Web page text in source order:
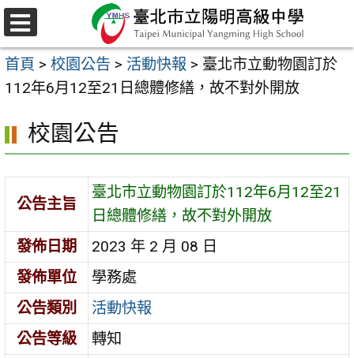
跳
至
主
要
容
區
選
單
首頁 > 校園公告 > 活動快報 > 臺北市立動物園訂於
112年6月12至21日總體修繕，故不對外開放
校園公告
公告主旨
臺北市立動物園訂於112年6月12至21
日總體修繕，故不對外開放
發佈日期
2023 年 2 月 08 日
發佈單位
學務處
公告類別
活動快報
公告等級
轉知